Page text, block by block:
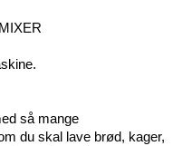
så mange
du skal lave brød, kager,